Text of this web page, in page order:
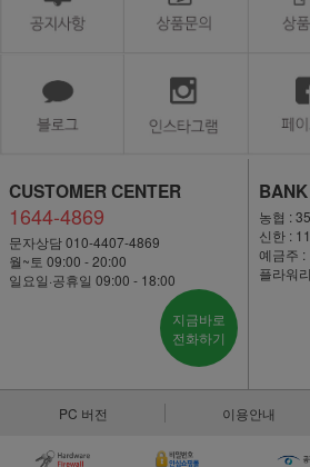
CUSTOMER CENTER
1644-4869
문자상담 010-4407-4869
월~토 09:00 - 20:00
일요일·공휴일 09:00 - 18:00
지금바로
전화하기
농협 :
신한 :
예금주 :
플라워
PC 버전 이용안내